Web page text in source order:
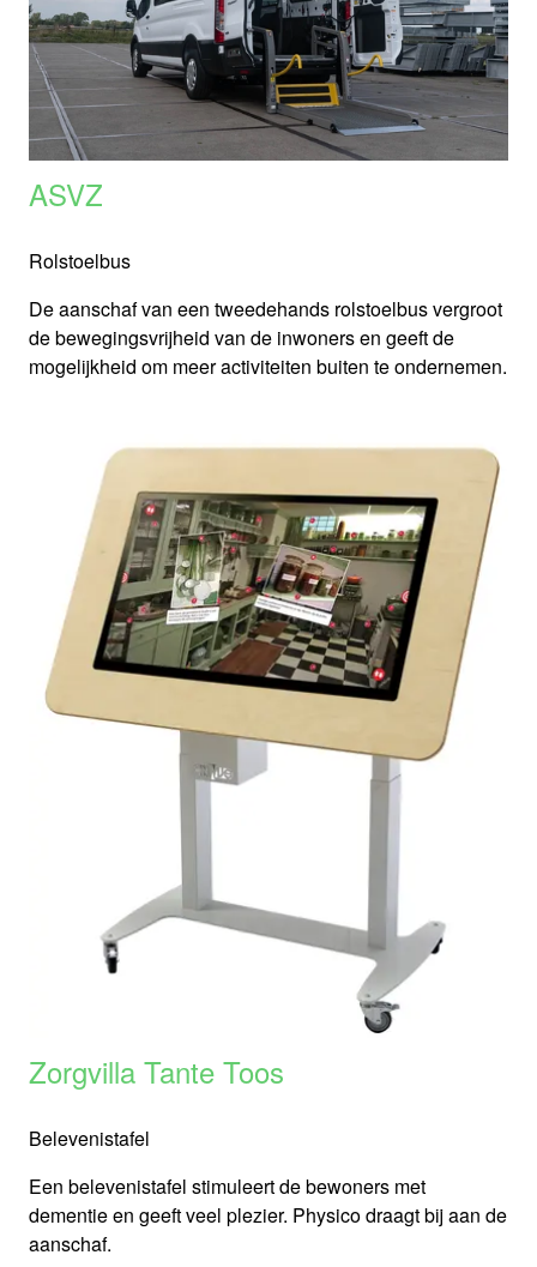
ASVZ
Rolstoelbus
De aanschaf van een tweedehands rolstoelbus vergroot
de bewegingsvrijheid van de inwoners en geeft de
mogelijkheid om meer activiteiten buiten te ondernemen.
Zorgvilla Tante Toos
Belevenistafel
Een belevenistafel stimuleert de bewoners met
dementie en geeft veel plezier. Physico draagt bij aan de
aanschaf.